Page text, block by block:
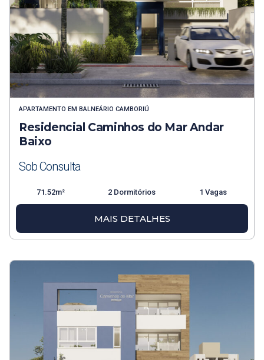
APARTAMENTO EM BALNEÁRIO CAMBORIÚ
Residencial Caminhos do Mar Andar
Baixo
Sob Consulta
71.52m² 2 Dormitórios 1 Vagas
MAIS DETALHES